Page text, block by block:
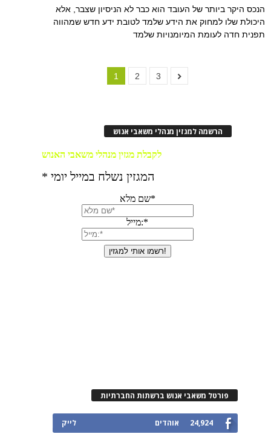
הנכס היקר ביותר של העובד הוא כבר לא הניסיון שצבר, אלא
היכולת שלו למחוק את הידע שלמד לטובת ידע חדש שמהווה
תפנית חדה לעומת המיומנויות שלמד
1 2 3
הרשמה למגזין מנהלי משאבי אנוש
פורטל משאבי אנוש ברשתות החברתיות
24,924 אוהדים לייק